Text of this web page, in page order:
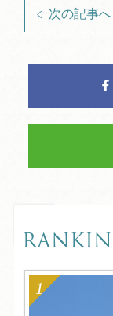
次の記事へ